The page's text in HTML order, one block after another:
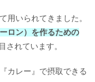
用いられてきました。
ロン）を作るための
されています。
カレー』で摂取できる